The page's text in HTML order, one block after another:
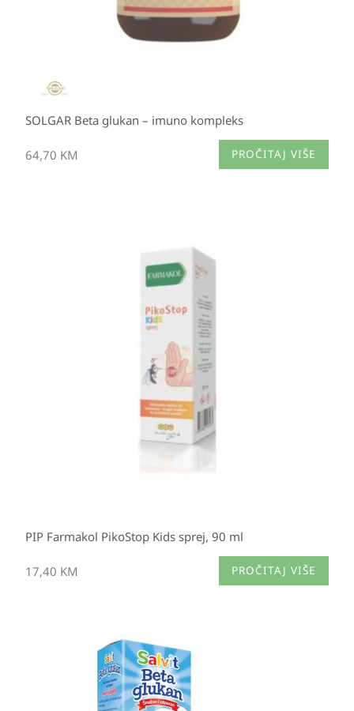
SOLGAR Beta glukan – imuno kompleks
64,70 KM PROČITAJ VIŠE
PIP Farmakol PikoStop Kids sprej, 90 ml
17,40 KM PROČITAJ VIŠE